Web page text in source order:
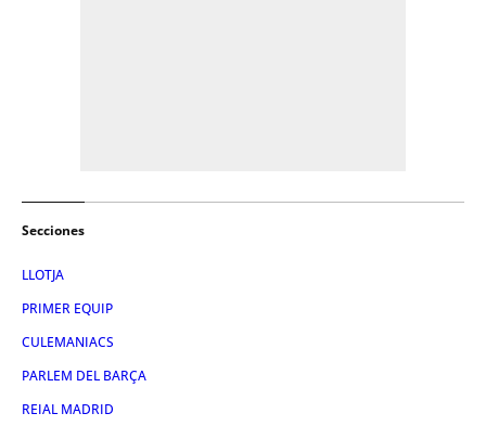
Secciones
LLOTJA
PRIMER EQUIP
CULEMANIACS
PARLEM DEL BARÇA
REIAL MADRID